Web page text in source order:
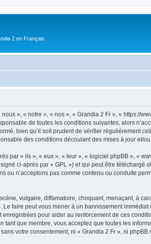
2 en Français
», « notre », « nos », « Grandia 2 Fr », « https://
de toutes les conditions suivantes, alors
bien qu’il soit prudent de vérifier régulièrement
des conditions découlant des mises à jour et/
par « ils », « eux », « leur », « logiciel phpBB », «
ci-après par « GPL ») et qui peut être téléchargé
ou n’acceptons pas comme contenu ou conduite
vulgaire, diffamatoire, choquant, menaçant, à
faire peut vous mener à un bannissement
pour aider au renforcement de ces
tant que membre, vous acceptez que toutes les
votre consentement, ni « Grandia 2 Fr », ni